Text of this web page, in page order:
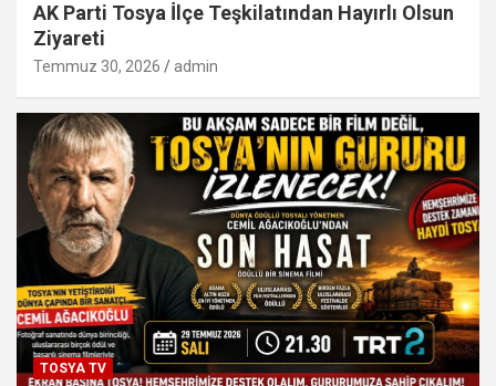
AK Parti Tosya İlçe Teşkilatından Hayırlı Olsun
Ziyareti
Temmuz 30, 2026 admin
TOSYA TV